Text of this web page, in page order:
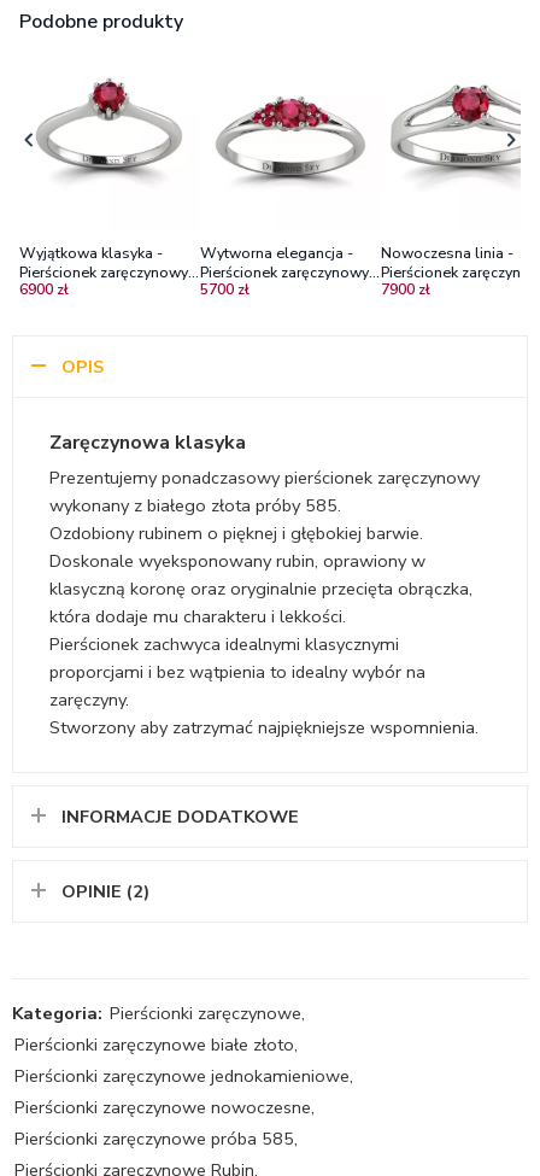
Podobne produkty
Wyjątkowa klasyka -
Pierścionek zaręczynowy z
białego złota z rubinem
6900 zł
Wytworna elegancja -
Pierścionek zaręczynowy z
białego złota z rubinami
5700 zł
Nowoczesna linia -
Pierścionek
białego złota z
7900 zł
OPIS
Zaręczynowa klasyka
Prezentujemy ponadczasowy pierścionek zaręczynowy
wykonany z białego złota próby 585.
Ozdobiony rubinem o pięknej i głębokiej barwie.
Doskonale wyeksponowany rubin, oprawiony w
klasyczną koronę oraz oryginalnie przecięta obrączka,
która dodaje mu charakteru i lekkości.
Pierścionek zachwyca idealnymi klasycznymi
proporcjami i bez wątpienia to idealny wybór na
zaręczyny.
Stworzony aby zatrzymać najpiękniejsze wspomnienia.
INFORMACJE DODATKOWE
OPINIE (2)
Kategoria: Pierścionki zaręczynowe,
Pierścionki zaręczynowe białe złoto,
Pierścionki zaręczynowe jednokamieniowe,
Pierścionki zaręczynowe nowoczesne,
Pierścionki zaręczynowe próba 585,
Pierścionki zaręczynowe Rubin,